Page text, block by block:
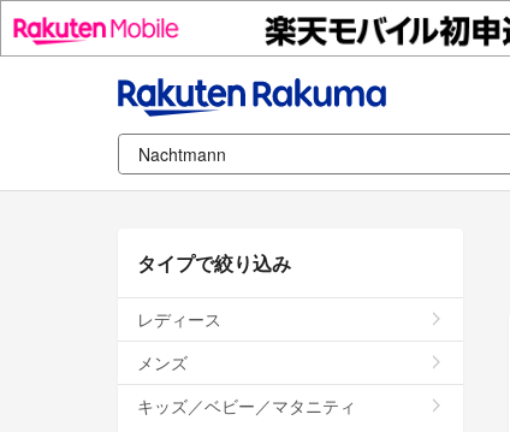
タイプで絞り込み
レディース
メンズ
キッズ／ベビー／マタニティ